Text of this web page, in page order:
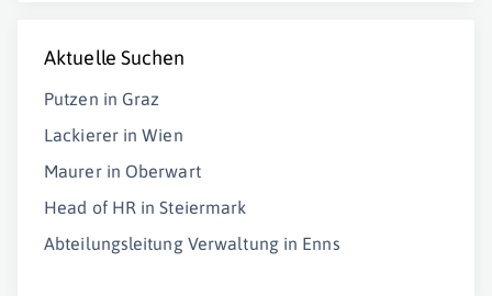
Aktuelle Suchen
Putzen in Graz
Lackierer in Wien
Maurer in Oberwart
Head of HR in Steiermark
Abteilungsleitung Verwaltung in Enns